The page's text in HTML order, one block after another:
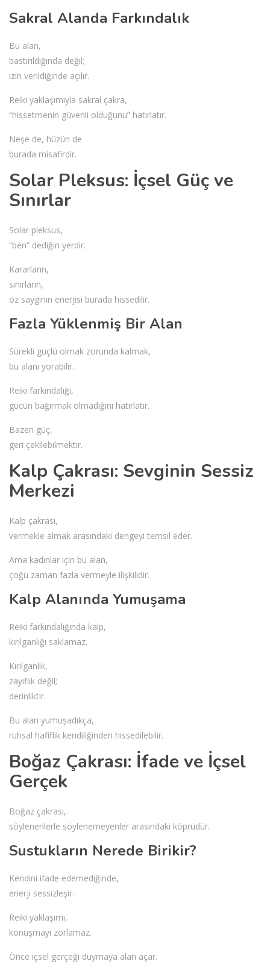
Sakral Alanda Farkındalık
Bu alan,
bastırıldığında değil;
izin verildiğinde açılır.
Reiki yaklaşımıyla sakral çakra,
“hissetmenin güvenli olduğunu” hatırlatır.
Neşe de, hüzün de
burada misafirdir.
Solar Pleksus: İçsel Güç ve
Sınırlar
Solar pleksus,
“ben” dediğin yerdir.
Kararların,
sınırların,
öz saygının enerjisi burada hissedilir.
Fazla Yüklenmiş Bir Alan
Sürekli güçlü olmak zorunda kalmak,
bu alanı yorabilir.
Reiki farkındalığı,
gücün bağırmak olmadığını hatırlatır.
Bazen güç,
geri çekilebilmektir.
Kalp Çakrası: Sevginin Sessiz
Merkezi
Kalp çakrası,
vermekle almak arasındaki dengeyi temsil eder.
Ama kadınlar için bu alan,
çoğu zaman fazla vermeyle ilişkilidir.
Kalp Alanında Yumuşama
Reiki farkındalığında kalp,
kırılganlığı saklamaz.
Kırılganlık,
zayıflık değil;
derinliktir.
Bu alan yumuşadıkça,
ruhsal hafiflik kendiliğinden hissedilebilir.
Boğaz Çakrası: İfade ve İçsel
Gerçek
Boğaz çakrası,
söylenenlerle söylenemeyenler arasındaki köprüdür.
Sustukların Nerede Birikir?
Kendini ifade edemediğinde,
enerji sessizleşir.
Reiki yaklaşımı,
konuşmayı zorlamaz.
Önce içsel gerçeği duymaya alan açar.